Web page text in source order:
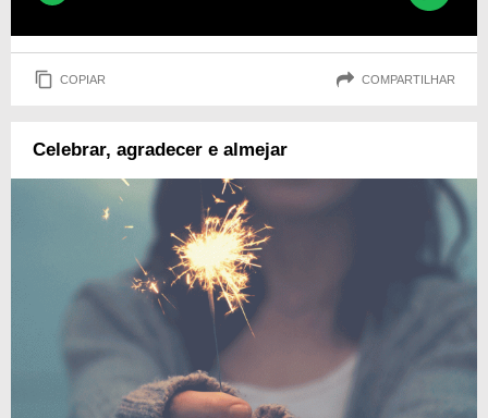
COPIAR COMPARTILHAR
Celebrar, agradecer e almejar